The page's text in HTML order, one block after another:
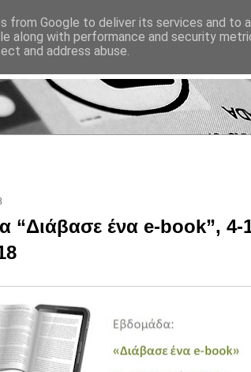
ένα e-book”, 4-
from Google to deliver its services and to
along with performance and security
and address abuse.